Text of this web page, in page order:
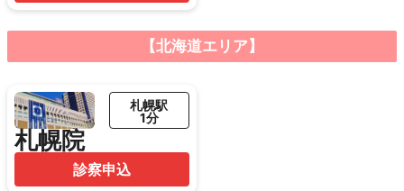
【北海道エリア】
札幌院
札幌駅
1分
診察申込